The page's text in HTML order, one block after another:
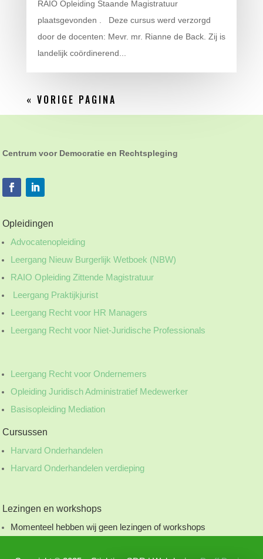
RAIO Opleiding Staande Magistratuur
plaatsgevonden . Deze cursus werd verzorgd
door de docenten: Mevr. mr. Rianne de Back. Zij is
landelijk coördinerend...
« VORIGE PAGINA
Centrum voor Democratie en Rechtspleging
Opleidingen
Advocatenopleiding
Leergang Nieuw Burgerlijk Wetboek (NBW)
RAIO Opleiding Zittende Magistratuur
Leergang Praktijkjurist
Leergang Recht voor HR Managers
Leergang Recht voor Niet-Juridische Professionals
Leergang Recht voor Ondernemers
Opleiding Juridisch Administratief Medewerker
Basisopleiding Mediation
Cursussen
Harvard Onderhandelen
Harvard Onderhandelen verdieping
Lezingen en workshops
Momenteel hebben wij geen lezingen of workshops